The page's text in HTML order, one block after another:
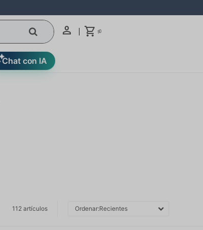
$0
Chat con IA
112 artículos Recientes